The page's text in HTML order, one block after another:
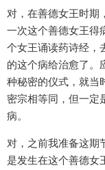
对，在善德女王时期
一次这个善德女王得
个女王诵读药诗经，
的这个病给治愈了。
种秘密的仪式，就当
密宗相等同，但一定
病。
对，之前我准备这期
是发生在这个善德女